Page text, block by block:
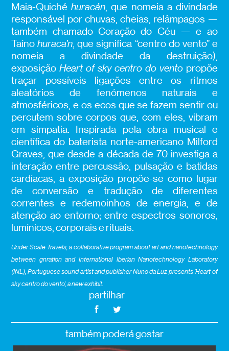
Maia-Quichéhuracán, que nomeia a divindade
responsável por chuvas, cheias, relâmpagos —
também chamado Coração do Céu — e ao
Taínohuraca’n, que significa “centro do vento” e
nomeia a divindade da destruição),
exposiçãoHeart of sky centro do ventopropõe
traçar possíveis ligações entre os ritmos
aleatórios de fenómenos naturais e
atmosféricos, e os ecos que se fazem sentir ou
percutem sobre corpos que, com eles, vibram
em simpatia. Inspirada pela obra musical e
científica do baterista norte-americano Milford
Graves, que desde a década de 70 investiga a
interação entre percussão, pulsação e batidas
cardíacas, a exposição propõe-se como lugar
de conversão e tradução de diferentes
correntes e redemoinhos de energia, e de
atenção ao entorno; entre espectros sonoros,
lumínicos, corporais e rituais.
Under Scale Travels, a collaborative program about art and nanotechnology
between gnration and International Iberian Nanotechnology Laboratory
(INL), Portuguese sound artistand publisher Nuno da Luz presents ‘Heart of
sky centro do vento’, a new exhibit.
partilhar
também poderá gostar